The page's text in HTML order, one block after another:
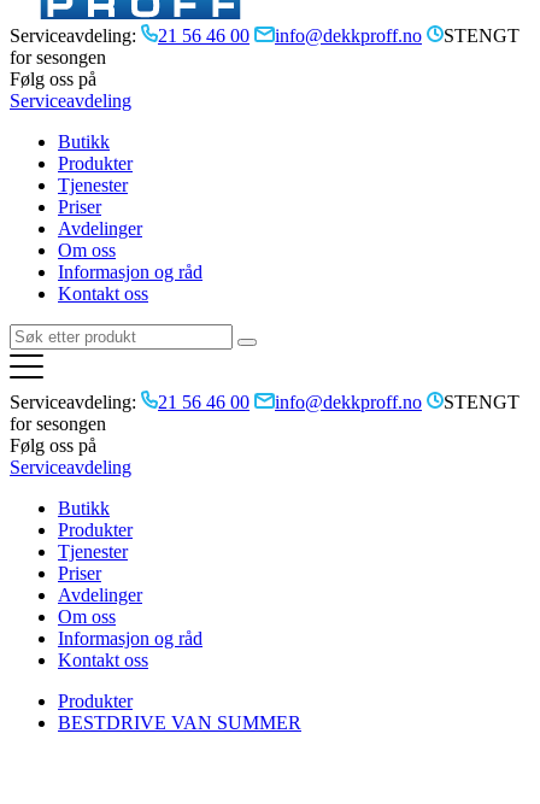
Serviceavdeling: 21 56 46 00 info@dekkproff.no
STENGT
for sesongen
Følg oss på
Serviceavdeling
Butikk
Produkter
Tjenester
Priser
Avdelinger
Om oss
Informasjon og råd
Kontakt oss
Serviceavdeling: 21 56 46 00 info@dekkproff.no
STENGT
for sesongen
Følg oss på
Serviceavdeling
Butikk
Produkter
Tjenester
Priser
Avdelinger
Om oss
Informasjon og råd
Kontakt oss
Produkter
BESTDRIVE VAN SUMMER